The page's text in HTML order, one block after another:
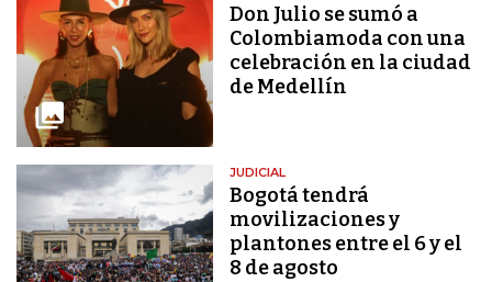
Don Julio se sumó a
Colombiamoda con una
celebración en la ciudad
de Medellín
JUDICIAL
Bogotá tendrá
movilizaciones y
plantones entre el 6 y el
8 de agosto